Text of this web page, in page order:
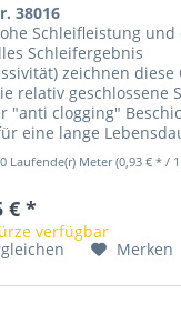
38016
Schleifleistung und
Schleifergebnis
zeichnen
relativ geschlossene
"anti clogging"
eine lange
Laufende(r) Meter(0,93 € * / 1
€ *
verfügbar
Merken